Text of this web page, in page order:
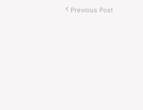
Previous Post